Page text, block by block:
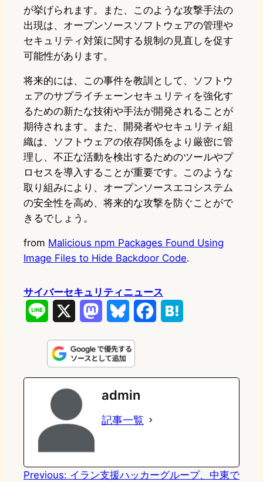
が挙げられます。また、このような攻撃手法の
出現は、オープンソースソフトウェアの管理や
セキュリティ対策に関する規制の見直しを促す
可能性があります。
将来的には、この事件を教訓として、ソフトウ
ェアのサプライチェーンセキュリティを強化す
るための新たな技術や手法が開発されることが
期待されます。また、開発者やセキュリティ組
織は、ソフトウェアの依存関係をより厳密に管
理し、不正な活動を検出するためのツールやプ
ロセスを導入することが重要です。このような
取り組みにより、オープンソースエコシステム
の安全性を高め、将来的な攻撃を防ぐことがで
きるでしょう。
from Malicious npm Packages Found Using
Image Files to Hide Backdoor Code.
サイバーセキュリティニュース
n
e
s
t
o
d
n
u
e
s
k
e
k
e
admin
記事一覧
Previous: イラン支援ハッカーグループ、中東で